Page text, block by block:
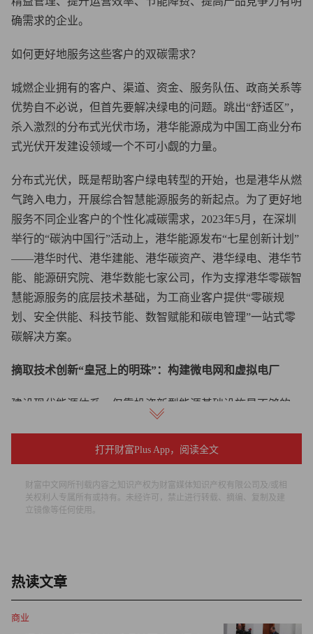
确需求的企业。
如何更好地服务这些客户的双碳需求？
城燃企业拥有的客户、渠道、资金、服务队伍、政商关系等
优势自不必说，但首先要解决绿电的问题。跳出“舒适区”，
杀入激烈的分布式光伏市场，港华能源成为中国工商业分布
式光伏开发建设领域一个不可小觑的力量。
分布式光伏，既是帮助客户绿电转型的开始，也是港华从燃
气跨入电力，开展综合智慧能源服务的新起点。为了更好地
服务不同企业客户的个性化减碳需求，2023年5月，在深圳
举行的“碳汭中国行”活动上，港华能源发布“七星创新计划”
——港华时代、港华建能、港华碳资产、港华绿电、港华节
能、能源研究院、港华数能七家公司，作为支撑港华零碳智
慧能源服务的底层技术基础，为工商业客户提供“零碳规
划、安全供能、科技节能、数智赋能和碳电管理”一站式零
碳解决方案。
摘取技术创新“皇冠上的明珠”：构建微电网和虚拟电厂
建设现代能源体系，仅靠投资新型能源基础设施是不够的。
当前在用户侧，数据中心、储能、电动车等大功率用电设施
大幅增加，分布式电源装机增长迅速，负荷的尖峰化趋势明
电热冷气水等常见能源要素，需要进一步打通电与冷、热、
气的网络壁垒，实现更为广泛的多能互补。用户侧和配电网
而更加精准高效匹配供需。
一体化停车场项目为例，通过能量路由器及微电网技术，提
打开财富Plus App，阅读全文
财富中文网所刊载内容之知识产权为财富媒体知识产权有限公司及/或相
关权利人专属所有或持有。未经许可，禁止进行转载、摘编、复制及建
立镜像等任何使用。
热读文章
商业